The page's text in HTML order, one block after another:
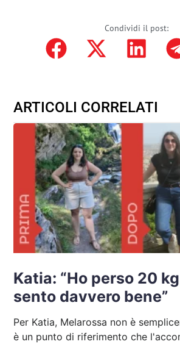
Condividi il post:
ARTICOLI CORRELATI
Katia: “Ho perso 20
sento davvero bene”
Per Katia, Melarossa non è
è un punto di riferimento che